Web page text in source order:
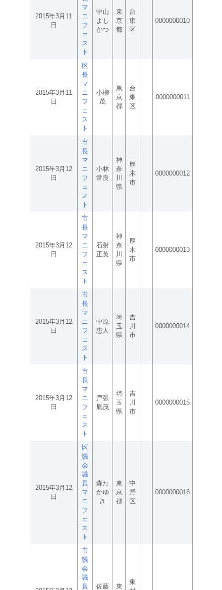
2015年3月11
日
マ
ニ
フ
ェ
ス
ト
中山
よし
かつ
東
京
都
台
東
区
0000000010
2015年3月11
日
区
長
マ
ニ
フ
ェ
ス
ト
小柳
茂
東
京
都
台
東
区
0000000011
2015年3月12
日
市
長
マ
ニ
フ
ェ
ス
ト
小林
常良
神
奈
川
県
厚
木
市
0000000012
2015年3月12
日
市
長
マ
ニ
フ
ェ
ス
ト
石射
正英
神
奈
川
県
厚
木
市
0000000013
2015年3月12
日
市
長
マ
ニ
フ
ェ
ス
ト
中原
恵人
埼
玉
県
吉
川
市
0000000014
2015年3月12
日
市
長
マ
ニ
フ
ェ
ス
ト
戸張
胤茂
埼
玉
県
吉
川
市
0000000015
2015年3月12
日
区
議
会
議
員
マ
ニ
フ
ェ
ス
ト
森た
かゆ
き
東
京
都
中
野
区
0000000016
市
議
会
議
員
佐藤
東
東